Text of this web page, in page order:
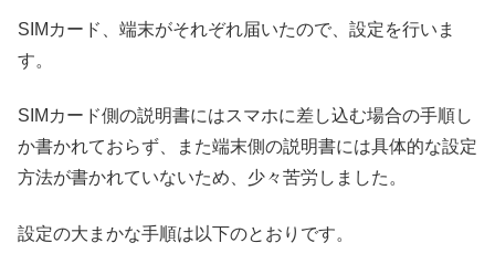
SIMカード、端末がそれぞれ届いたので、設定を行いま
す。
SIMカード側の説明書にはスマホに差し込む場合の手順し
か書かれておらず、また端末側の説明書には具体的な設定
方法が書かれていないため、少々苦労しました。
設定の大まかな手順は以下のとおりです。